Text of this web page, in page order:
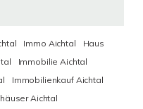
Immo Aichtal
Haus
Immobilie Aichtal
Immobilienkauf Aichtal
Aichtal